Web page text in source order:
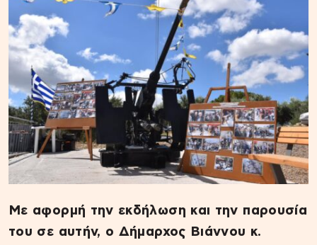
Με αφορμή την εκδήλωση και την παρουσία
του σε αυτήν, ο Δήμαρχος Βιάννου κ.